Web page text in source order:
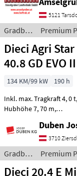
Ausstattung. DER NEUE
AGRI PIVOT T 70 setzt
neue Maßstäbe im
Teleskop-Radladers
5121
Gradbeni
stroji /
Dieci
Premium
Dieci Agri Star
40.8 GD EVO II
134 KM/99 kW
190 h
Inkl. max. Tragkraft 4, 0 t,
Hubhöhe 7, 70 m,
4 in 1 mit Flow Sharing
FNR-Umschaltung, hydr.
Schnellwechselsystem,
Luftfedersitz, 170-l-
Duben
3710
Gradbeni
stroji /
Dieci
Premium
Dieci 20.4 E